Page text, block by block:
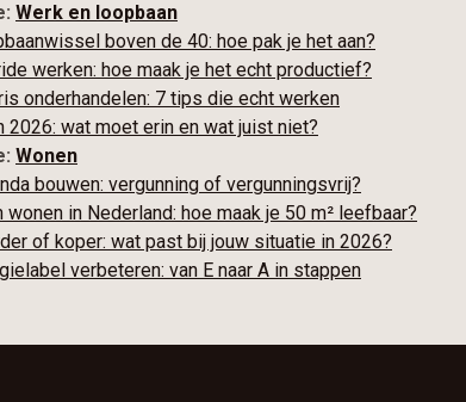
Werk en loopbaan
boven de 40: hoe pak je het aan?
werken: hoe maak je het echt productief?
onderhandelen: 7 tips die echt werken
2026: wat moet erin en wat juist niet?
Wonen
bouwen: vergunning of vergunningsvrij?
wonen in Nederland: hoe maak je 50 m² leefbaar?
of koper: wat past bij jouw situatie in 2026?
verbeteren: van E naar A in stappen